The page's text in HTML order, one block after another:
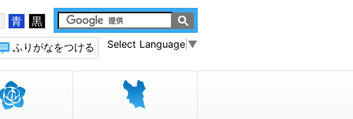
青 黒
Select Language ▼
ふりがなをつける